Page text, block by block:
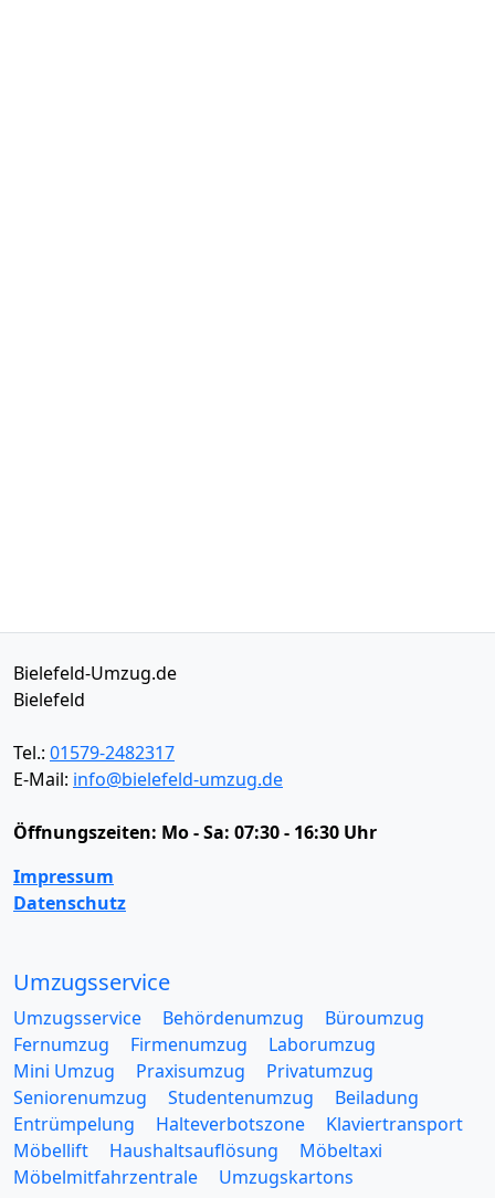
Bielefeld-Umzug.de
Bielefeld
Tel.: 01579-2482317
E-Mail: info@bielefeld-umzug.de
Öffnungszeiten: Mo - Sa: 07:30 - 16:30 Uhr
Impressum
Datenschutz
Umzugsservice
Umzugsservice Behördenumzug
Büroumzug
Fernumzug
Firmenumzug
Laborumzug
Mini Umzug
Praxisumzug
Privatumzug
Seniorenumzug
Studentenumzug
Beiladung
Entrümpelung
Halteverbotszone
Klaviertransport
Möbellift
Haushaltsauflösung
Möbeltaxi
Möbelmitfahrzentrale
Umzugskartons